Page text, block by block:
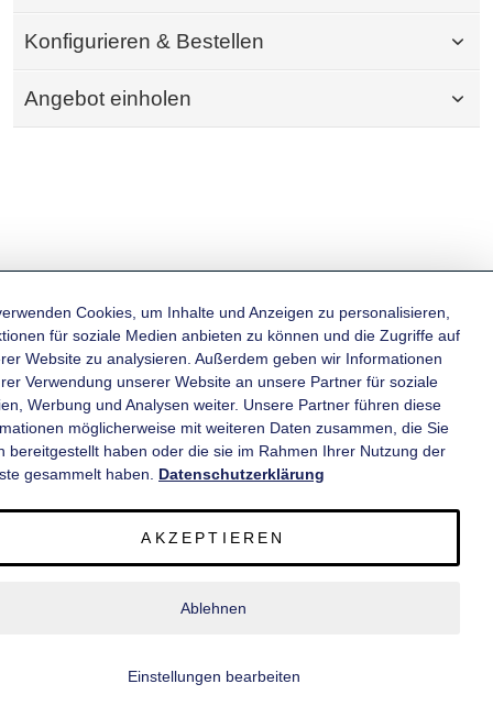
Konfigurieren & Bestellen
Angebot einholen
KATEGORIEN
INFORMATIONEN
© 2020 wm meyer® Fahrzeugbau AG. Alle Rechte vorbehalten.
Cookies, um Inhalte und Anzeigen zu personalisieren,
für soziale Medien anbieten zu können und die Zugriffe auf
Website zu analysieren. Außerdem geben wir Informationen
Verwendung unserer Website an unsere Partner für soziale
Werbung und Analysen weiter. Unsere Partner führen diese
möglicherweise mit weiteren Daten zusammen, die Sie
bereitgestellt haben oder die sie im Rahmen Ihrer Nutzung der
gesammelt haben. Datenschutzerklärung
AKZEPTIEREN
Ablehnen
Einstellungen bearbeiten